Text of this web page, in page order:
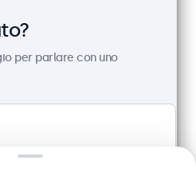
RCA
incasso
per parlare con uno